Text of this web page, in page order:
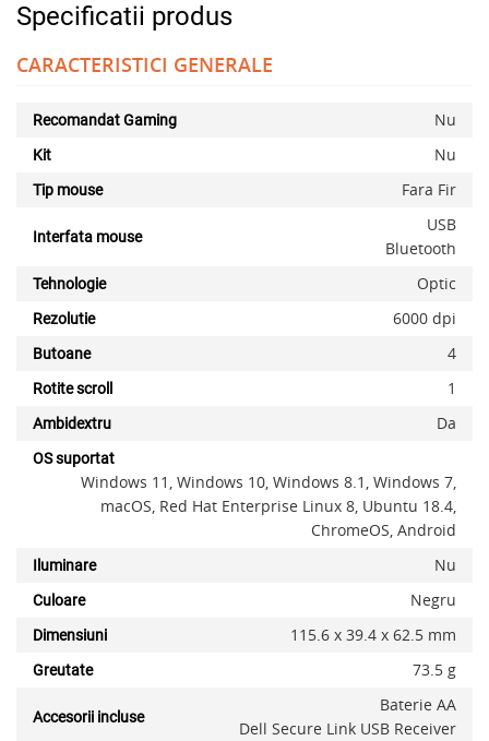
Specificatii produs
CARACTERISTICI GENERALE
Recomandat Gaming Nu
Kit Nu
Tip mouse Fara Fir
Interfata mouse
USB
Bluetooth
Tehnologie Optic
Rezolutie 6000 dpi
Butoane 4
Rotite scroll 1
Ambidextru Da
OS suportat
Windows 11, Windows 10, Windows 8.1, Windows 7,
macOS, Red Hat Enterprise Linux 8, Ubuntu 18.4,
ChromeOS, Android
Iluminare Nu
Culoare Negru
Dimensiuni 115.6 x 39.4 x 62.5 mm
Greutate 73.5 g
Accesorii incluse
Baterie AA
Dell Secure Link USB Receiver